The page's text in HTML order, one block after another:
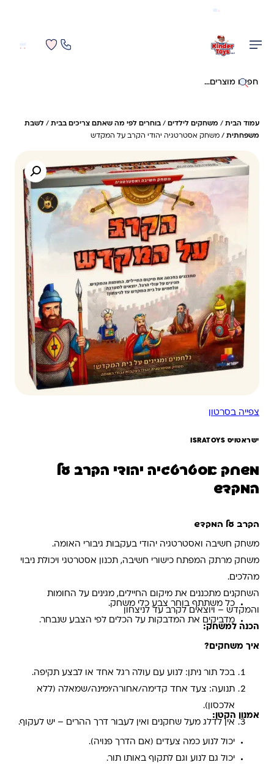
חיפוש באתר
עמוד הבית / משחקים לילדים / בוחרים לפי מה שאתם צריכים בבית / לשבת
משפחתית / משחק אסטרטגיה יהודי הקרב על המקדש
צפייה בסרטון
ישראטויס ISRATOYS
משחק אסטרטגיה יהודי הקרב על
המקדש
הקרב על המקדש
משחק חשיבה ואסטרטגיה יהודי בעקבות גיבורי האומה.
משחק מרתק המפתח כישורי חשיבה, תכנון אסטרטגי ויכולת ניבוי
מהלכים.
השחקנים מתכננים את מיקום החיילים, מגינים על החומות
והמקדש – ויוצאים לקרב עד לניצחון
הכנה למשחק:
כל משתתף בוחר צבע כלי משחק.
מדביקים את המדבקות על הכלים לפי הצבע שנבחר.
איך משחקים?
בכל תור ניתן: לנוע עם עולה רגל אחד או לבצע תקיפה.
תנועה: צעד אחד קדימה/אחורה/ימינה/שמאלה (ללא
אלכסון).
אין לדלג מעל שחקנים ואין לעבור דרך ההרים – יש לעקוף.
אמנון הקטן:
יכול לנוע כמה צעדים (אם הדרך פנויה).
יכול גם לנוע וגם לתקוף באותו תור.